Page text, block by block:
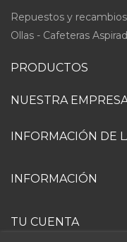
Repuestos y
Ollas - Cafeteras
PRODUCTOS
NUESTRA
INFORMACIÓN DE
INFORMACIÓN
TU CUENTA